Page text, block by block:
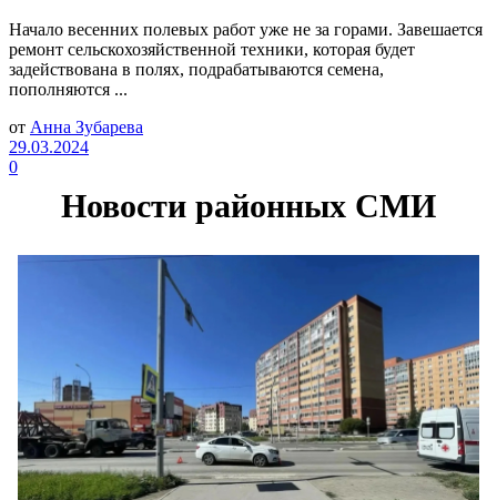
Начало весенних полевых работ уже не за горами. Завешается
ремонт сельскохозяйственной техники, которая будет
задействована в полях, подрабатываются семена,
пополняются ...
от Анна Зубарева
29.03.2024
0